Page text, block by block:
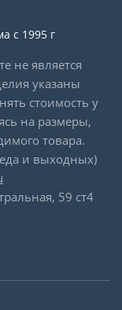
с 1995 г
не является
указаны
стоимость у
на размеры,
товара.
и выходных)
59 ст4